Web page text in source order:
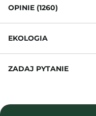
OPINIE (1260)
EKOLOGIA
ZADAJ PYTANIE